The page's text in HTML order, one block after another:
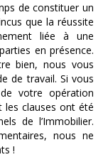
de constituer un
que la réussite
liée à une
en présence.
bien, nous vous
de travail. Si vous
votre opération
les clauses ont été
de l’Immobilier.
nous ne
!